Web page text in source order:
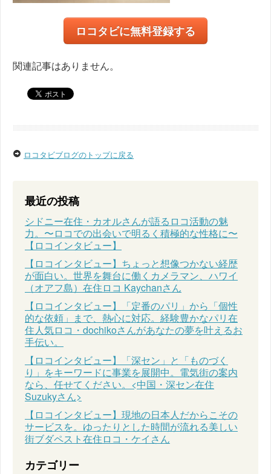
ロコタビに無料登録する
関連記事はありません。
ロコタビブログのトップに戻る
最近の投稿
シドニー在住・カオルさんが語るロコ活動の魅
力。〜ロコでの出会いで明るく積極的な性格に〜
【ロコインタビュー】
【ロコインタビュー】ちょっと想像つかない経歴
が面白い。世界を舞台に働くカメラマン、ハワイ
（オアフ島）在住ロコ Kaychanさん
【ロコインタビュー】「定番のパリ」から「個性
的な依頼」まで、熱心に対応。経験豊かなパリ在
住人気ロコ・dochikoさんがあなたの夢を叶えるお
手伝い。
【ロコインタビュー】「深セン」と「ものづく
り」をキーワードに事業を展開中。電気街の案内
なら、任せてください。<中国・深セン在住
Suzukyさん>
【ロコインタビュー】現地の日本人だからこその
サービスを。ゆったりとした時間が流れる美しい
街ブダペスト在住ロコ・ケイさん
カテゴリー